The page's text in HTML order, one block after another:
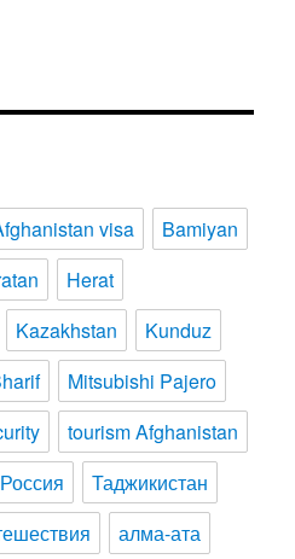
visa
Bamiyan
Herat
Kazakhstan
Kunduz
Mitsubishi Pajero
tourism Afghanistan
Россия
Таджикистан
алма-ата